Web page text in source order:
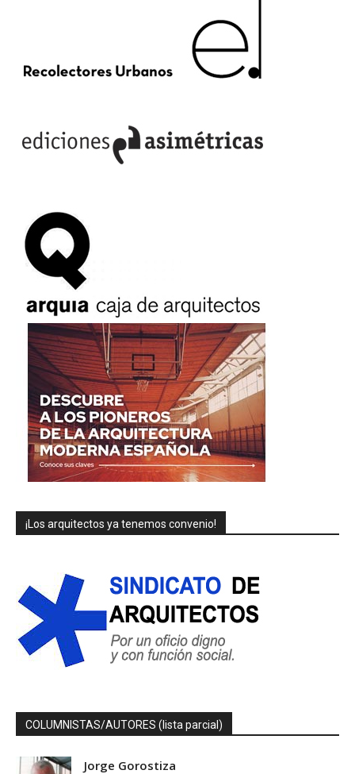
¡Los arquitectos ya tenemos convenio!
COLUMNISTAS/AUTORES (lista parcial)
Jorge Gorostiza